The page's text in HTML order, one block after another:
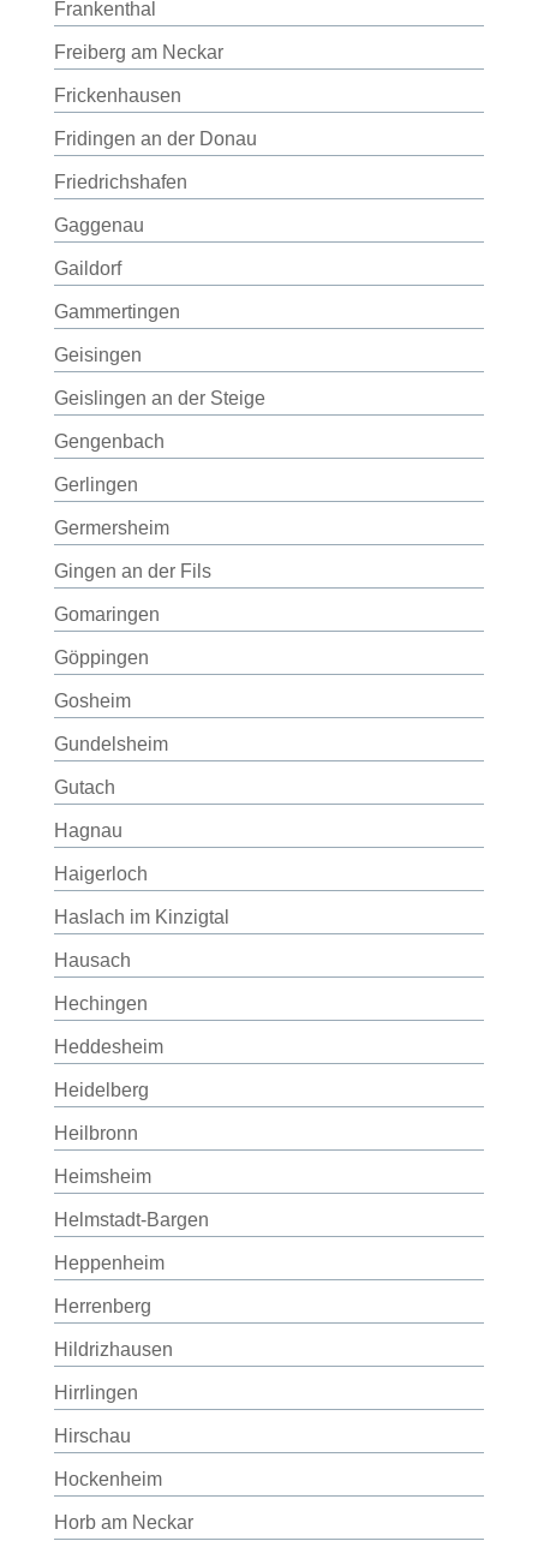
Frankenthal
Freiberg am Neckar
Frickenhausen
Fridingen an der Donau
Friedrichshafen
Gaggenau
Gaildorf
Gammertingen
Geisingen
Geislingen an der Steige
Gengenbach
Gerlingen
Germersheim
Gingen an der Fils
Gomaringen
Göppingen
Gosheim
Gundelsheim
Gutach
Hagnau
Haigerloch
Haslach im Kinzigtal
Hausach
Hechingen
Heddesheim
Heidelberg
Heilbronn
Heimsheim
Helmstadt-Bargen
Heppenheim
Herrenberg
Hildrizhausen
Hirrlingen
Hirschau
Hockenheim
Horb am Neckar